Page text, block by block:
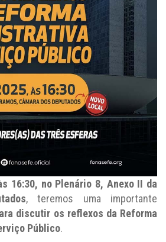
16:30, no Plenário 8, Anexo II da
, teremos uma importante
discutir os reflexos da Reforma
Público.